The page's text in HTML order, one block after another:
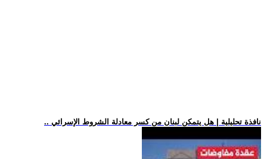
.. نافذة تحليلية | هل يتمكن لبنان من كسر معادلة الشروط الإسرائي